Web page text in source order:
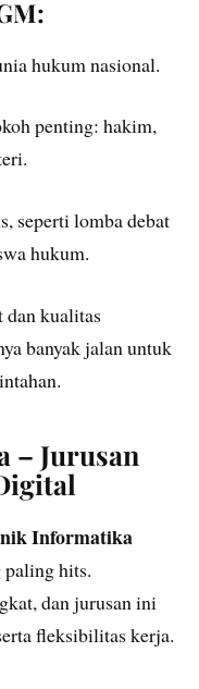
hukum nasional.
penting: hakim,
seperti lomba debat
hukum.
dan kualitas
banyak jalan untuk
– Jurusan
Informatika
paling hits.
dan jurusan ini
fleksibilitas kerja.